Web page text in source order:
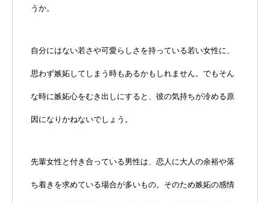
うか。
自分にはない若さや可愛らしさを持っている若い女性に、
思わず嫉妬してしまう時もあるかもしれません。でもそん
な時に嫉妬心をむき出しにすると、彼の気持ちが冷める原
因になりかねないでしょう。
先輩女性と付き合っている男性は、恋人に大人の余裕や落
ち着きを求めている場合が多いもの。そのため嫉妬の感情